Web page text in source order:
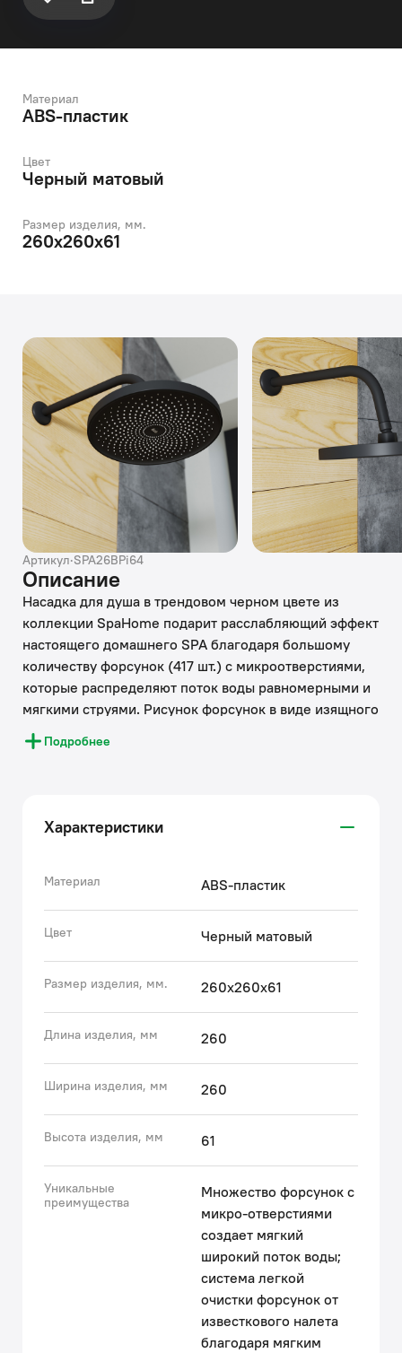
Материал
ABS-пластик
Цвет
Черный матовый
Размер изделия, мм.
260х260х61
Артикул·SPA26BPi64
Описание
Насадка для душа в трендовом черном цвете из
коллекции SpaHome подарит расслабляющий эффект
настоящего домашнего SPA благодаря большому
количеству форсунок (417 шт.) с микроотверстиями,
которые распределяют поток воды равномерными и
мягкими струями. Рисунок форсунок в виде изящного
цветка лотоса является настоящим украшением
коллекции SpaHome. Душевая насадка подойдет к
001BB35i61).
• Черное покрытие душевой насадки IDDIS®
благодаря чему аксессуар прослужит дольше во
• За насадкой IDDIS® ухаживать очень просто: мягкие
силиконовые форсунки мгновенно очищаются от
загрязнений и известкового налета – достаточно
провести по ним пальцем.
• Удобная регулировка положения аксессуара под
нужным углом за счет шарнирного крепления.
Подробнее
Характеристики
Материал ABS-пластик
Цвет Черный матовый
Размер изделия, мм. 260х260х61
Длина изделия, мм 260
Ширина изделия, мм 260
Высота изделия, мм 61
Уникальные
преимущества
Множество форсунок с
микро-отверстиями
создает мягкий
широкий поток воды;
система легкой
очистки форсунок от
известкового налета
благодаря мягким